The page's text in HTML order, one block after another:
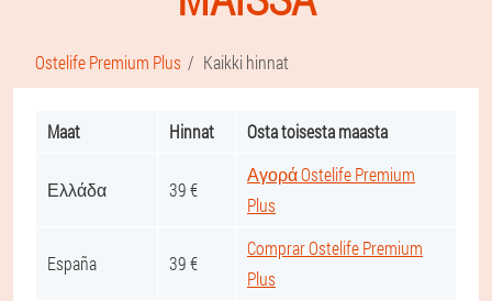
Ostelife Premium Plus Kaikki hinnat
Maat Hinnat Osta toisesta maasta
Ελλάδα 39 €
Αγορά Ostelife Premium
Plus
España 39 €
Comprar Ostelife Premium
Plus